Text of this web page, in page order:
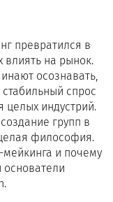
превратился в
влиять на рынок.
осознавать,
спрос
целых индустрий.
групп в
философия.
и почему
основатели